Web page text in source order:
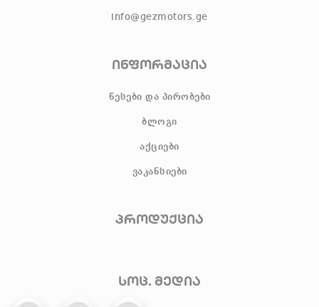
info@gezmotors.ge
ინფორმაცია
წესები და პირობები
ბლოგი
აქციები
ვაკანსიები
პროდუქცია
სოც. მედია